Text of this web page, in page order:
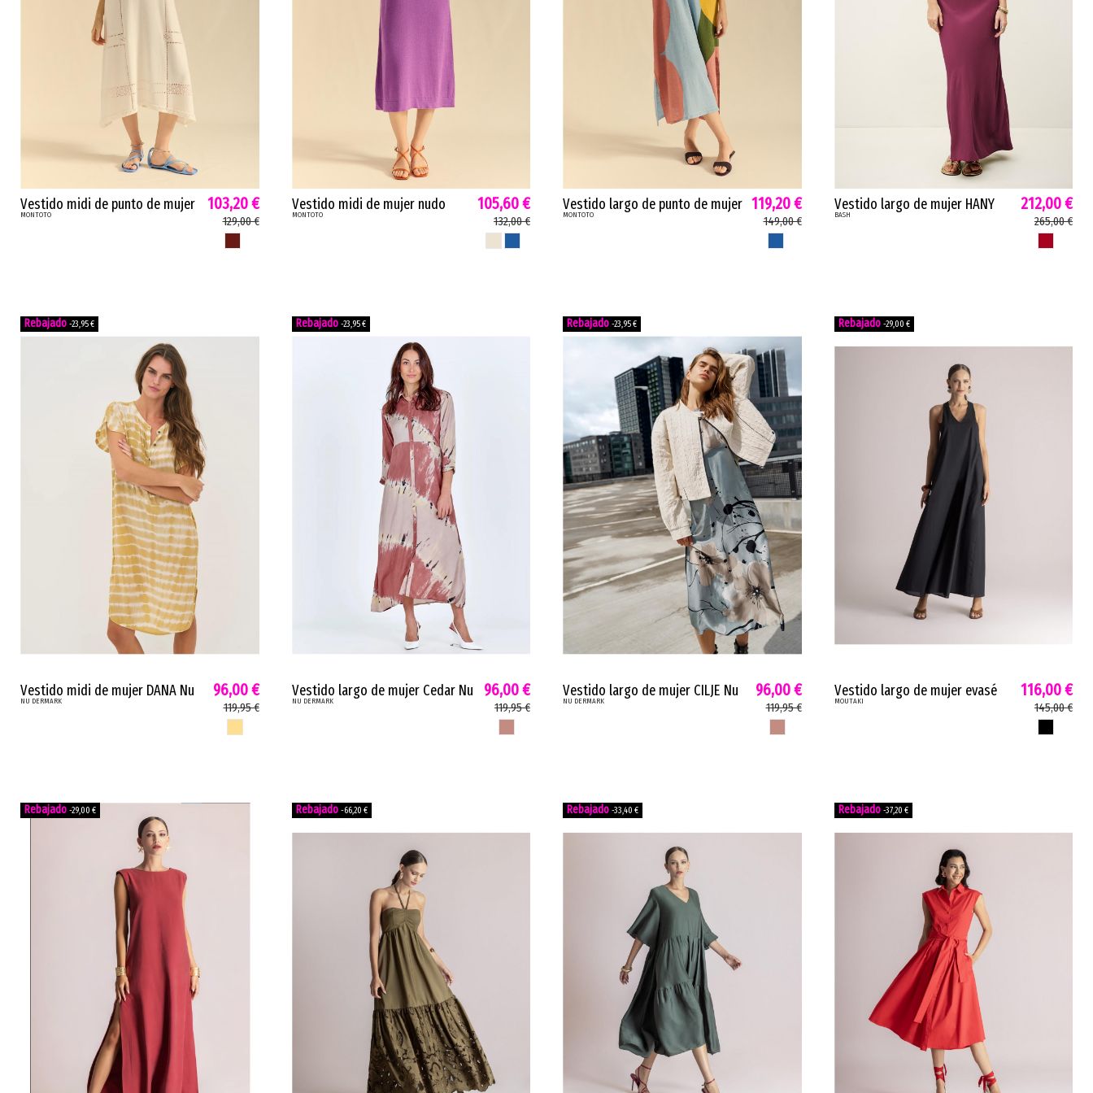
Vestido midi de punto de mujer
polilla Montoto tirantes evasé
MONTOTO
103,20 €
129,00 €
Vestido midi de mujer nudo
Montoto tirante anudado lino
MONTOTO
105,60 €
132,00 €
Vestido largo de punto de mujer
intarsia Montoto lino tirantes
MONTOTO
119,20 €
149,00 €
Vestido largo de mujer HANY
bash viscosa espalda
BASH
212,00 €
265,00 €
-23,95 €
Vestido midi de mujer DANA Nu
túnica viscosa fluida amarillo
NU DERMARK
96,00 €
119,95 €
-23,95 €
Vestido largo de mujer Cedar Nu
cierre frontal botones marsala
NU DERMARK
96,00 €
119,95 €
-23,95 €
Vestido largo de mujer CILJE Nu
estampado único viscosa azul
NU DERMARK
96,00 €
119,95 €
-29,00 €
Vestido largo de mujer evasé
Moutaki inspiración minimalista
MOUTAKI
116,00 €
145,00 €
-29,00 € -66,20 € -33,40 € -37,20 €